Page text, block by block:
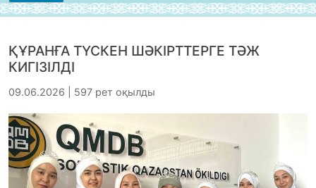
ҚҰРАНҒА ТҮСКЕН ШӘКІРТТЕРГЕ ТӘЖ
КИГІЗІЛДІ
09.06.2026 | 597 рет оқылды